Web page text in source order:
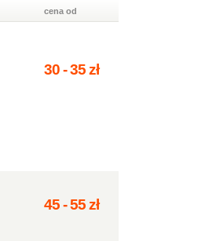
cena od
30-35zł
45-55zł